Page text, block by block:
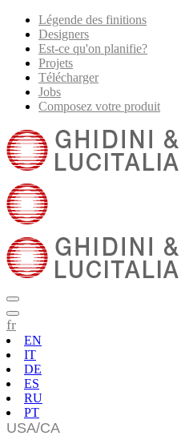
Légende des finitions
Designers
Est-ce qu'on planifie?
Projets
Télécharger
Jobs
Composez votre produit
fr
EN
IT
DE
ES
RU
PT